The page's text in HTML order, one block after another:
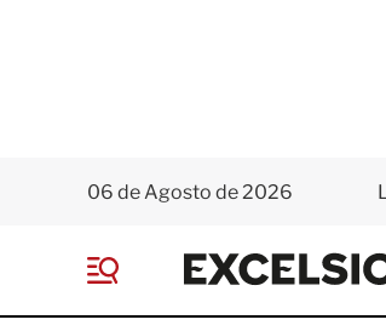
06 de Agosto de 2026
e